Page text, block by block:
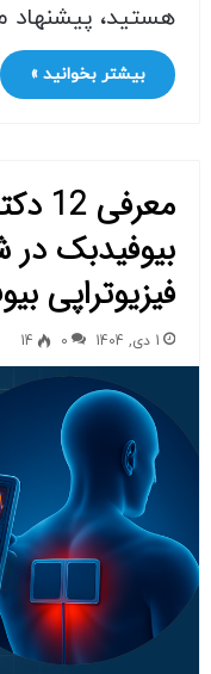
هستید، پیشنهاد
بیشتر بخوانید »
بیوفیدبک در
فیزیوتراپی
1 دی, 1404 0
14